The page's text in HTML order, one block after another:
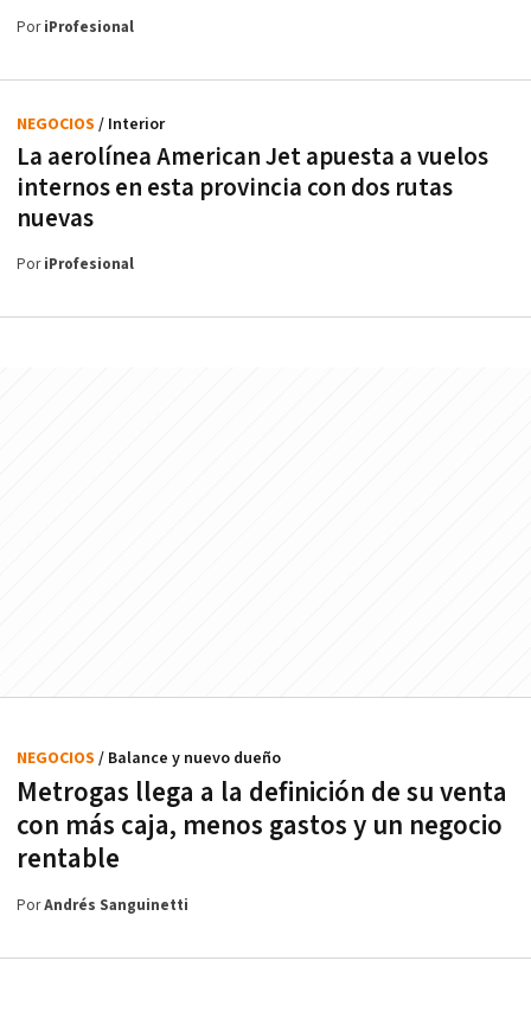
PoriProfesional
La aerolínea American Jet apuesta a vuelos
internos en esta provincia con dos rutas
nuevas
NEGOCIOS / Interior
PoriProfesional
Metrogas llega a la definición de su venta
con más caja, menos gastos y un negocio
rentable
NEGOCIOS / Balance y nuevo dueño
PorAndrés Sanguinetti